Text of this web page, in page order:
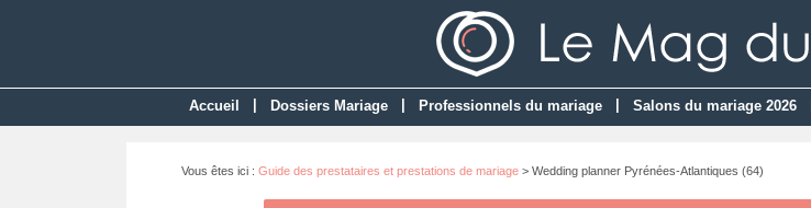
Accueil Dossiers Mariage Professionnels du mariage Salons du mariage 2026
Vous êtes ici : Guide des prestataires et prestations de mariage> Wedding planner Pyrénées-Atlantiques (64)